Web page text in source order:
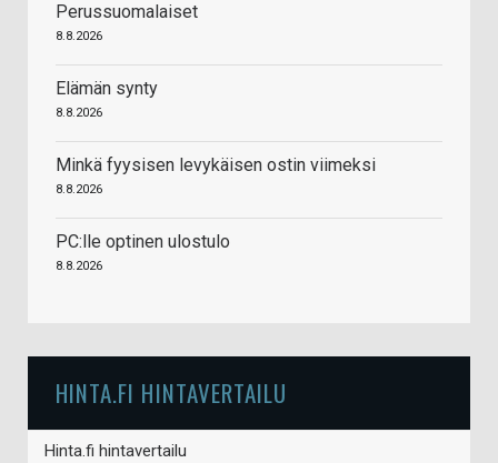
Perussuomalaiset
8.8.2026
Elämän synty
8.8.2026
Minkä fyysisen levykäisen ostin viimeksi
8.8.2026
PC:lle optinen ulostulo
8.8.2026
HINTA.FI HINTAVERTAILU
Hinta.fi hintavertailu